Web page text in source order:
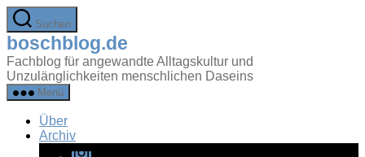
Zum
Inhalt
springen
Suchen
boschblog.de
Fachblog für angewandte Alltagskultur und
Unzulänglichkeiten menschlichen Daseins
Menü
Über
Archiv
Instagram